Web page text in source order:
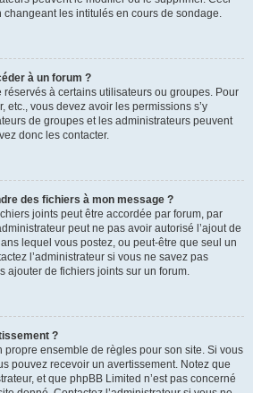
les intitulés en cours de sondage.
à un forum ?
à certains utilisateurs ou groupes. Pour
etc., vous devez avoir les permissions s’y
de groupes et les administrateurs peuvent
donc les contacter.
des fichiers à mon message ?
joints peut être accordée par forum, par
peut ne pas avoir autorisé l’ajout de
lequel vous postez, ou peut-être que seul un
l’administrateur si vous ne savez pas
ajouter de fichiers joints sur un forum.
?
ensemble de règles pour son site. Si vous
pouvez recevoir un avertissement. Notez que
et que phpBB Limited n’est pas concerné